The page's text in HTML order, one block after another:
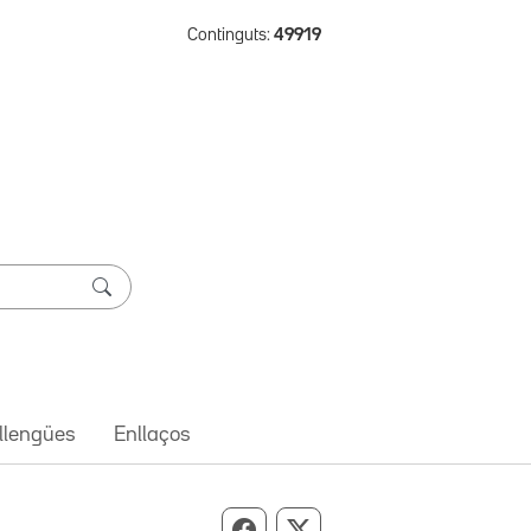
Continguts: 49919
Enllaços